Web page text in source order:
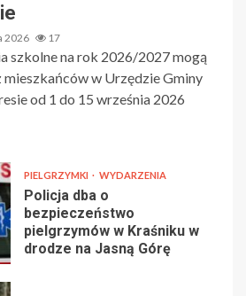
2026 17
szkolne na rok 2026/2027 mogą
mieszkańców w Urzędzie Gminy
od 1 do 15 września 2026
PIELGRZYMKI WYDARZENIA
Policja dba o
bezpieczeństwo
pielgrzymów w Kraśniku w
drodze na Jasną Górę